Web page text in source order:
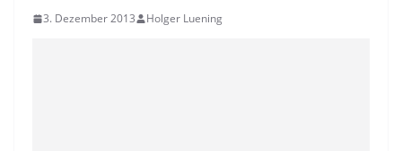
3. Dezember 2013 Holger Luening